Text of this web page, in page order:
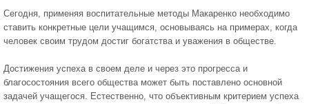
Сегодня, применяя воспитательные методы Макаренко необходимо
ставить конкретные цели учащимся, основываясь на примерах, когда
человек своим трудом достиг богатства и уважения в обществе.
Достижения успеха в своем деле и через это прогресса и
благосостояния всего общества может быть поставлено основной
задачей учащегося. Естественно, что объективным критерием успеха